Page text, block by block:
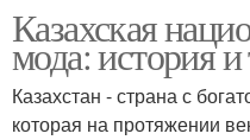
Казахская
мода: история
Казахстан - страна с
которая на протяжении